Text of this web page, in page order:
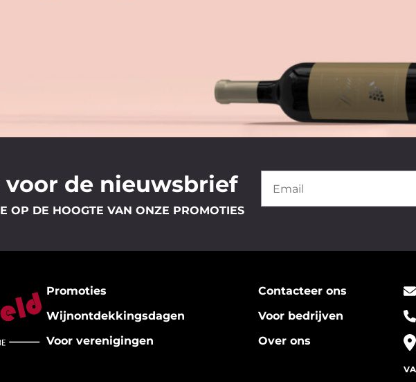
de nieuwsbrief
OP DE HOOGTE VAN ONZE PROMOTIES
Promoties
Contacteer ons
Wijnontdekkingsdagen
Voor bedrijven
Voor verenigingen
Over ons